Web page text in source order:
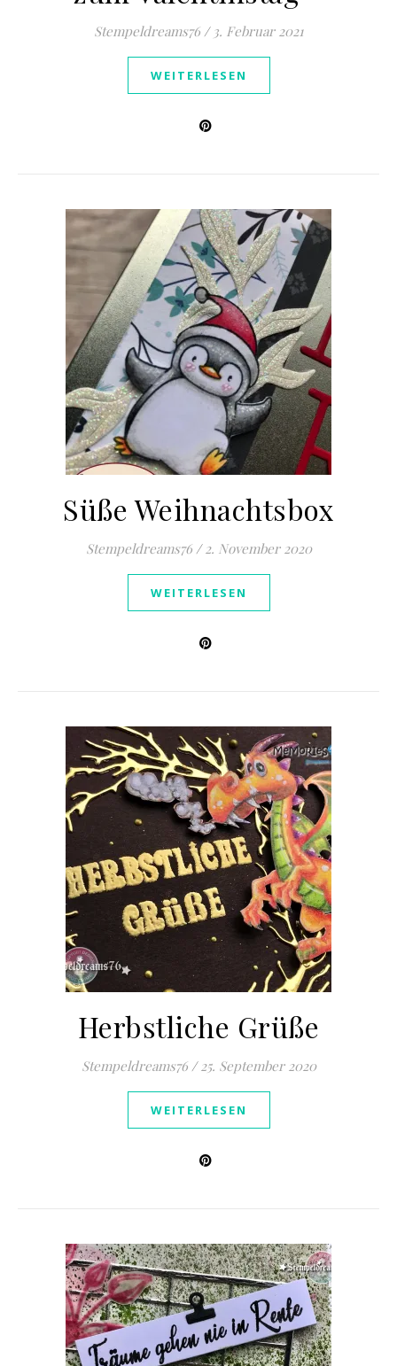
Stempeldreams76 / 3. Februar 2021
WEITERLESEN
Süße Weihnachtsbox
Stempeldreams76 / 2. November 2020
WEITERLESEN
Herbstliche Grüße
Stempeldreams76 / 25. September 2020
WEITERLESEN